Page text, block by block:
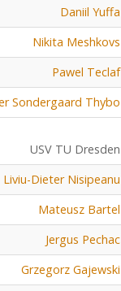
Daniil Yuffa
Nikita Meshkovs
Pawel Teclaf
Sondergaard Thybo
USV TU Dresden
Liviu-Dieter Nisipeanu
Mateusz Bartel
Jergus Pechac
Grzegorz Gajewski